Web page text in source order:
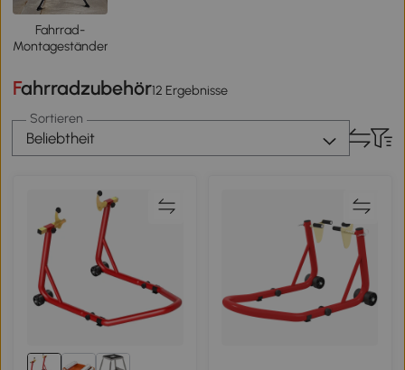
Fahrrad-
Montageständer
Fahrradzubehör12 Ergebnisse
Sortieren
Beliebtheit